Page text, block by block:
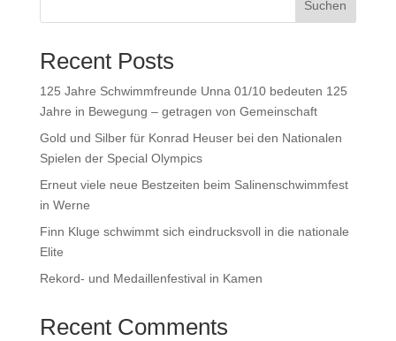
Suchen
Recent Posts
125 Jahre Schwimmfreunde Unna 01/10 bedeuten 125
Jahre in Bewegung – getragen von Gemeinschaft
Gold und Silber für Konrad Heuser bei den Nationalen
Spielen der Special Olympics
Erneut viele neue Bestzeiten beim Salinenschwimmfest
in Werne
Finn Kluge schwimmt sich eindrucksvoll in die nationale
Elite
Rekord- und Medaillenfestival in Kamen
Recent Comments